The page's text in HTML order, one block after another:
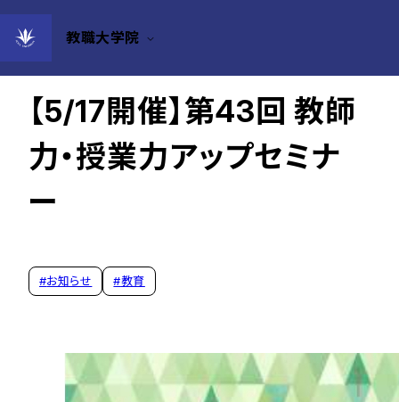
教職大学院
2026年04月20日
【5/17開催】第43回 教師
力・授業力アップセミナ
ー
#お知らせ #教育